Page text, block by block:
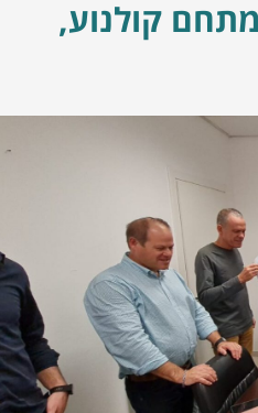
קולנוע,